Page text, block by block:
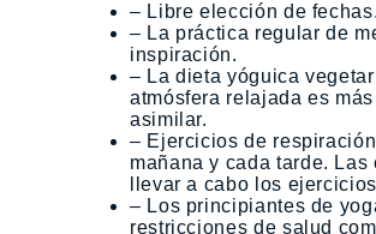
– Libre elección de fechas.
– La práctica regular de
inspiración.
– La dieta yóguica
atmósfera relajada es
asimilar.
– Ejercicios de
mañana y cada tarde.
llevar a cabo los
– Los principiantes de
restricciones de salud